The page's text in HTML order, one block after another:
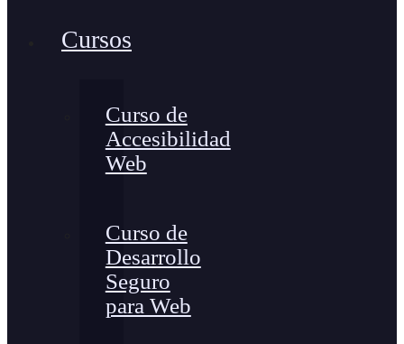
Cursos
Curso de
Accesibilidad
Web
Curso de
Desarrollo
Seguro
para Web